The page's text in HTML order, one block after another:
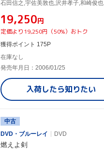
石田信之,宇佐美敦也,沢井孝子,和崎俊也
¥19,250円
定価より19,250円（50%）おトク
獲得ポイント 175P
在庫なし
発売年月日：2006/01/25
入荷したら知りたい
中古
DVD・ブルーレイ
DVD
燃えよ剣